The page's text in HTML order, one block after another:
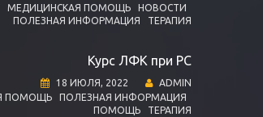
МЕДИЦИНСКАЯ ПОМОЩЬ
НОВОСТИ
ПОЛЕЗНАЯ ИНФОРМАЦИЯ
ТЕРАПИЯ
Курс ЛФК при РС
18 ИЮЛЯ, 2022
ADMIN
ПОМОЩЬ
ПОЛЕЗНАЯ ИНФОРМАЦИЯ
ПОМОЩЬ
ТЕРАПИЯ